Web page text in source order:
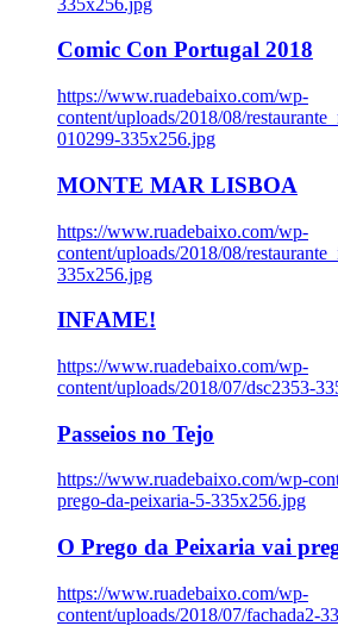
Comic Con Portugal 2018
https://www.ruadebaixo.com/wp-
content/uploads/2018/08/
010299-335x256.jpg
MONTE MAR LISBOA
https://www.ruadebaixo.com/wp-
content/uploads/2018/08/
335x256.jpg
INFAME!
https://www.ruadebaixo.com/wp-
content/uploads/2018/07/dsc2353-
Passeios no Tejo
https://www.ruadebaixo.com/wp-
prego-da-peixaria-5-335x256.jpg
O Prego da Peixaria vai
https://www.ruadebaixo.com/wp-
content/uploads/2018/07/fachada2-